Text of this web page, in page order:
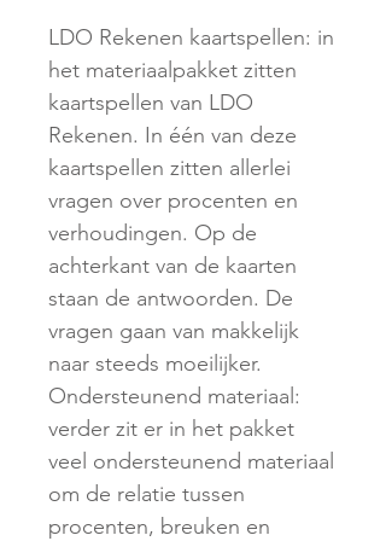
LDO Rekenen kaartspellen: in
het materiaalpakket zitten
kaartspellen van LDO
Rekenen. In één van deze
kaartspellen zitten allerlei
vragen over procenten en
verhoudingen. Op de
achterkant van de kaarten
staan de antwoorden. De
vragen gaan van makkelijk
naar steeds moeilijker.
Ondersteunend materiaal:
verder zit er in het pakket
veel ondersteunend materiaal
om de relatie tussen
procenten, breuken en